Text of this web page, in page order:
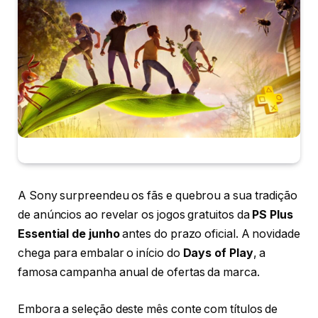
A Sony surpreendeu os fãs e quebrou a sua tradição
de anúncios ao revelar os jogos gratuitos da PS Plus
Essential de junhoantes do prazo oficial. A novidade
chega para embalar o início do Days of Play, a
famosa campanha anual de ofertas da marca.
Embora a seleção deste mês conte com títulos de